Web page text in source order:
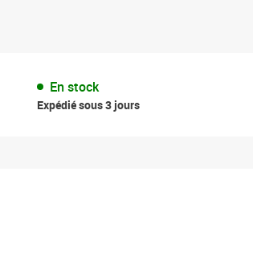
En stock
Expédié sous 3 jours